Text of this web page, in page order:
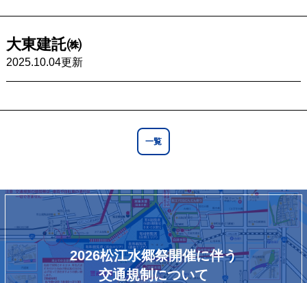
大東建託㈱
2025.10.04更新
一覧
2026松江水郷祭開催に伴う
交通規制について